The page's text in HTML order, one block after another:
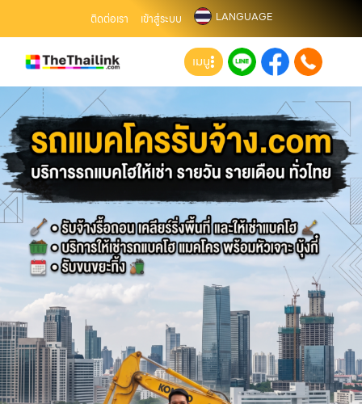
ติดต่อเรา เข้าสู่ระบบ LANGUAGE
เมนู